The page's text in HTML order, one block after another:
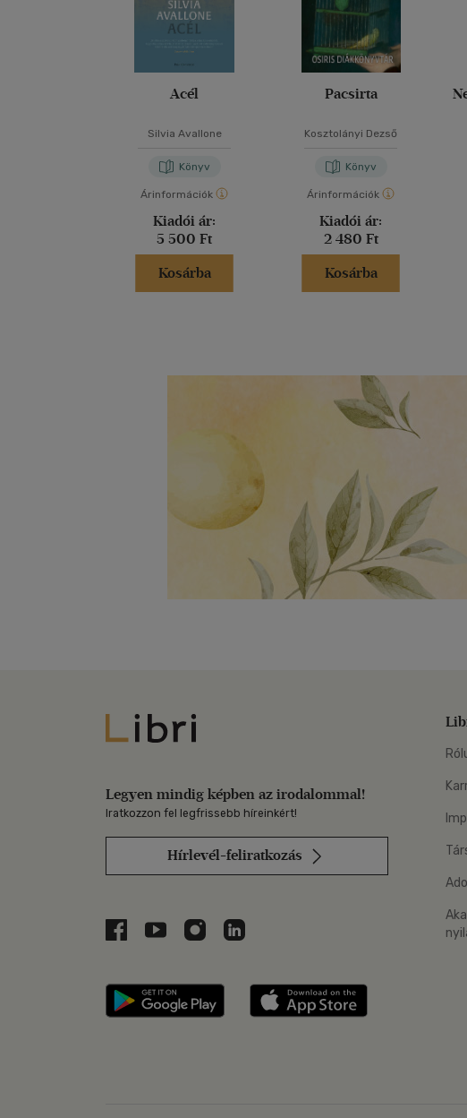
Acél
Silvia Avallone
Könyv
Árinformációk
Kiadói ár:
5 500 Ft
Kosárba
Pacsirta
Kosztolányi Dezső
Könyv
Árinformációk
Kiadói ár:
2 480 Ft
Kosárba
Libri
Legyen mindig képben az irodalommal!
Iratkozzon fel legfrissebb híreinkért!
Hírlevél-feliratkozás
Libri a Facebookon
Libri a Youtube-on
Libri az Instagramon
Libri a LinkedInen
Libri applikáció Szerezd meg: Google